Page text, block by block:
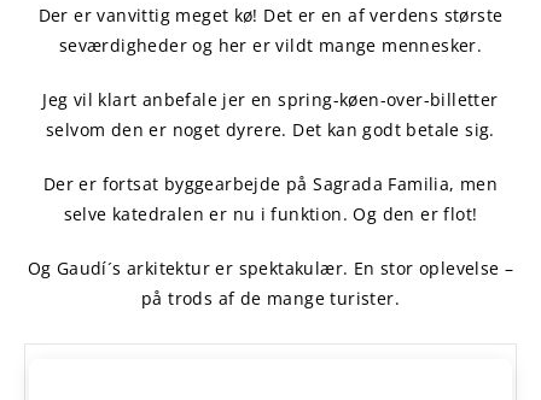
Der er vanvittig meget kø! Det er en af verdens største
seværdigheder og her er vildt mange mennesker.
Jeg vil klart anbefale jer en spring-køen-over-billetter
selvom den er noget dyrere. Det kan godt betale sig.
Der er fortsat byggearbejde på Sagrada Familia, men
selve katedralen er nu i funktion. Og den er flot!
Og Gaudí´s arkitektur er spektakulær. En stor oplevelse –
på trods af de mange turister.